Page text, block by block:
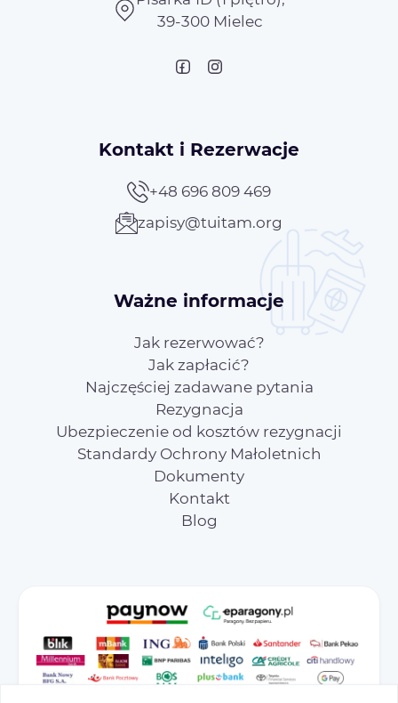
39-300 Mielec
Kontakt i Rezerwacje
+48 696 809 469
zapisy@tuitam.org
Ważne informacje
Jak rezerwować?
Jak zapłacić?
Najczęściej zadawane pytania
Rezygnacja
Ubezpieczenie od kosztów rezygnacji
Standardy Ochrony Małoletnich
Dokumenty
Kontakt
Blog